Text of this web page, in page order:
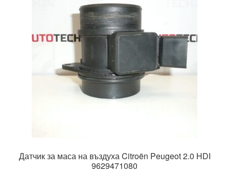
Датчик за маса на въздуха Citroën Peugeot 2.0 HDI
9629471080